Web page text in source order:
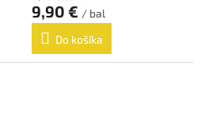
9,90 € / bal
Do košíka